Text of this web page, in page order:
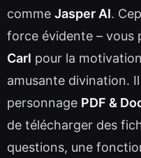
comme Jasper AI.
force évidente – vous
Carl pour la
amusante divination.
personnage PDF &
de télécharger des
questions, une